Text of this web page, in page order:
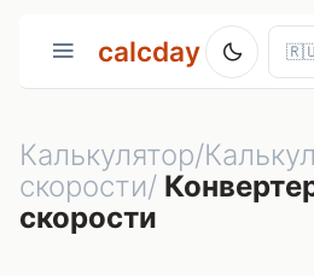
calcday
Калькулятор/
скорости/
скорости